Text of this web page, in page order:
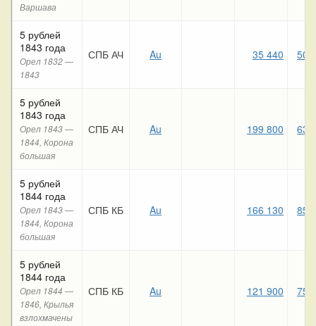
Варшава
5 рублей
1843 года
Орел 1832 —
1843
СПБ АЧ Au 35 440 50
5 рублей
1843 года
Орел 1843 —
1844, Корона
большая
СПБ АЧ Au 199 800 63
5 рублей
1844 года
Орел 1843 —
1844, Корона
большая
СПБ КБ Au 166 130 85
5 рублей
1844 года
Орел 1844 —
1846, Крылья
взлохмачены
СПБ КБ Au 121 900 75